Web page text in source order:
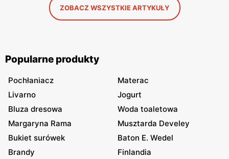
ZOBACZ WSZYSTKIE ARTYKUŁY
Popularne produkty
Pochłaniacz
Materac
Livarno
Jogurt
Bluza dresowa
Woda toaletowa
Margaryna Rama
Musztarda Develey
Bukiet surówek
Baton E. Wedel
Brandy
Finlandia